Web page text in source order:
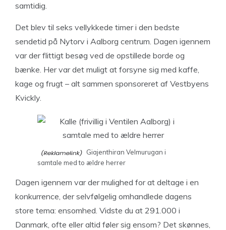
samtidig.
Det blev til seks vellykkede timer i den bedste
sendetid på Nytorv i Aalborg centrum. Dagen igennem
var der flittigt besøg ved de opstillede borde og
bænke. Her var det muligt at forsyne sig med kaffe,
kage og frugt – alt sammen sponsoreret af Vestbyens
Kvickly.
Giajenthiran Velmurugan i
samtale med to ældre herrer
Dagen igennem var der mulighed for at deltage i en
konkurrence, der selvfølgelig omhandlede dagens
store tema: ensomhed. Vidste du at 291.000 i
Danmark, ofte eller altid føler sig ensom? Det skønnes,